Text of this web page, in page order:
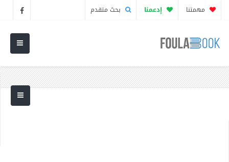
مهمتنا إدعمنا بحث متقدم